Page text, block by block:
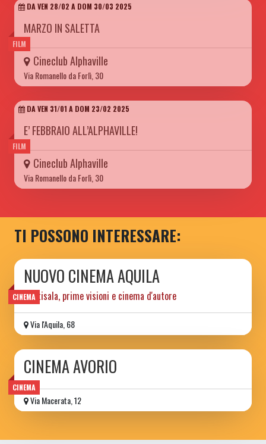
FILM
DA VEN 28/02 A DOM 30/03 2025
MARZO IN SALETTA
Cineclub Alphaville
Via Romanello da Forlì, 30
FILM
DA VEN 31/01 A DOM 23/02 2025
E’ FEBBRAIO ALL’ALPHAVILLE!
Cineclub Alphaville
Via Romanello da Forlì, 30
TI POSSONO INTERESSARE:
CINEMA
NUOVO CINEMA AQUILA
multisala, prime visioni e cinema d'autore
Via l'Aquila, 68
CINEMA
CINEMA AVORIO
Via Macerata, 12